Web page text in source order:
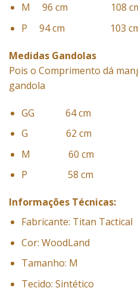
M 96 cm
P 94 cm
Medidas Gandolas
Pois o Comprimento dá
gandola
GG 64 cm
G 62 cm
M 60 cm
P 58 cm
Informações Técnicas:
Fabricante: Titan Tactical
Cor: WoodLand
Tamanho: M
Tecido: Sintético